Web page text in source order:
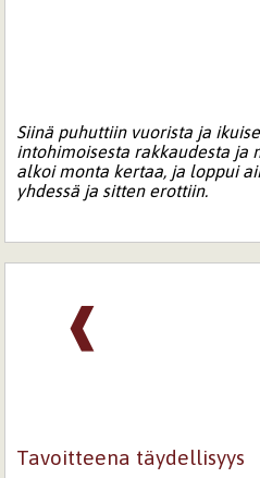
Siinä puhuttiin vuorista ja
intohimoisesta rakkaudesta ja
alkoi monta kertaa, ja loppui
yhdessä ja sitten erottiin.
❰
Tavoitteena täydellisyys